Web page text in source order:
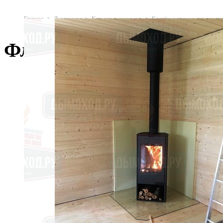
Главная Дымоходы Каталог дымоходов Крепёж и проход
Фланец декоративный
Дымоходы
Двустенные (сэндвич)
Одностенные
Крепёж и проход перекрытий
Кровельные элементы
Сетки для камней
Силикат кальция
Дымососы
Печи для дома
Печи-камины
Отопительные печи
Отопительно-варочные печи
Угловые
Печи для бани
Каминные топки
Облицовки каминные